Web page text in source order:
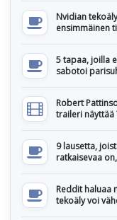
Nvidian
ensimmäinen
5 tapaa, joilla
sabotoi
Robert
traileri näyttää
9 lausetta,
ratkaisevaa
Reddit haluaa
tekoäly voi